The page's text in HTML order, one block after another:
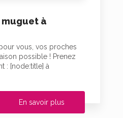
muguet à
vous, vos proches
possible ! Prenez
: [node:title] à
En savoir plus